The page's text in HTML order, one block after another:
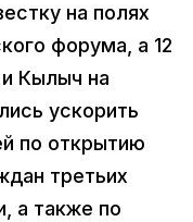
на полях
форума, а 12
Кылыч на
ускорить
по открытию
третьих
а также по